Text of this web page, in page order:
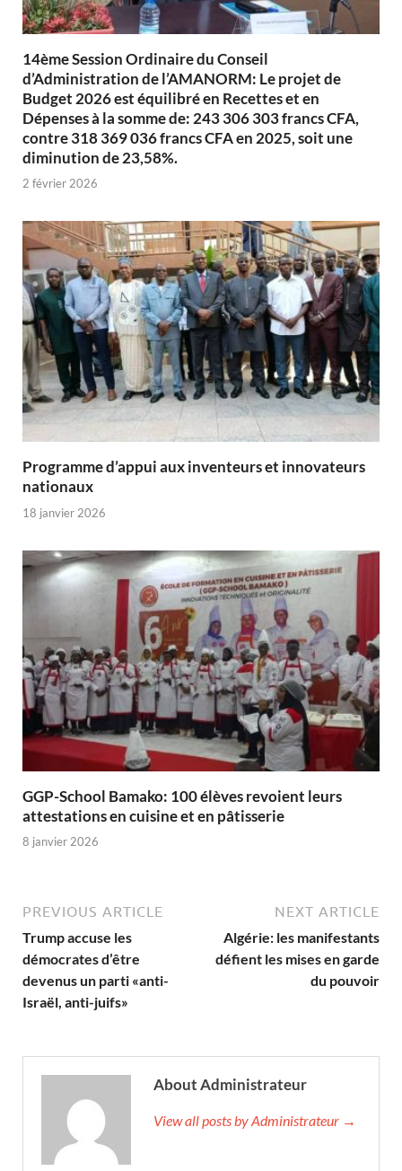
14ème Session Ordinaire du Conseil
d’Administration de l’AMANORM: Le projet de
Budget 2026 est équilibré en Recettes et en
Dépenses à la somme de: 243 306 303 francs CFA,
contre 318 369 036 francs CFA en 2025, soit une
diminution de 23,58%.
2 février 2026
Programme d’appui aux inventeurs et innovateurs
nationaux
18 janvier 2026
GGP-School Bamako: 100 élèves revoient leurs
attestations en cuisine et en pâtisserie
8 janvier 2026
PREVIOUS ARTICLE
Trump accuse les
démocrates d’être
devenus un parti «anti-
Israël, anti-juifs»
NEXT ARTICLE
Algérie: les manifestants
défient les mises en garde
du pouvoir
About Administrateur
View all posts by Administrateur →